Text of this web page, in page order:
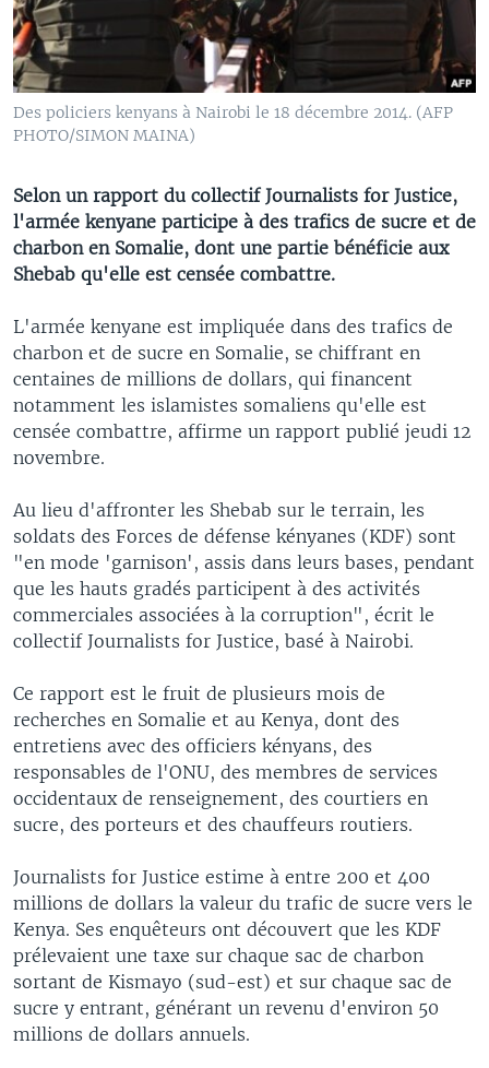
Des policiers kenyans à Nairobi le 18 décembre 2014. (AFP
PHOTO/SIMON MAINA)
Selon un rapport du collectif Journalists for Justice,
l'armée kenyane participe à des trafics de sucre et de
charbon en Somalie, dont une partie bénéficie aux
Shebab qu'elle est censée combattre.
L'armée kenyane est impliquée dans des trafics de
charbon et de sucre en Somalie, se chiffrant en
centaines de millions de dollars, qui financent
notamment les islamistes somaliens qu'elle est
censée combattre, affirme un rapport publié jeudi 12
novembre.
Au lieu d'affronter les Shebab sur le terrain, les
soldats des Forces de défense kényanes (KDF) sont
"en mode 'garnison', assis dans leurs bases, pendant
que les hauts gradés participent à des activités
commerciales associées à la corruption", écrit le
collectif Journalists for Justice, basé à Nairobi.
Ce rapport est le fruit de plusieurs mois de
recherches en Somalie et au Kenya, dont des
entretiens avec des officiers kényans, des
responsables de l'ONU, des membres de services
occidentaux de renseignement, des courtiers en
sucre, des porteurs et des chauffeurs routiers.
Journalists for Justice estime à entre 200 et 400
millions de dollars la valeur du trafic de sucre vers le
Kenya. Ses enquêteurs ont découvert que les KDF
prélevaient une taxe sur chaque sac de charbon
sortant de Kismayo (sud-est) et sur chaque sac de
sucre y entrant, générant un revenu d'environ 50
millions de dollars annuels.